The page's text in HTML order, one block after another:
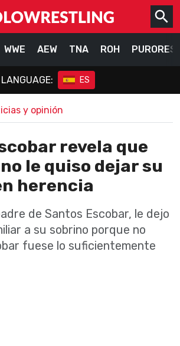
WWE AEW TNA ROH
LANGUAGE: ES
y opinión
revela que
le quiso dejar su
herencia
de Santos Escobar, le dejo
a su sobrino porque no
fuese lo suficientemente